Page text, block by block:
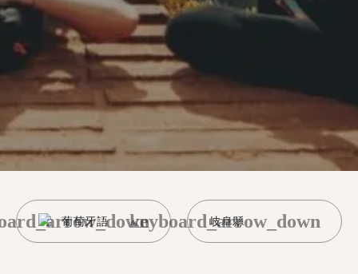
葡萄牙語 岐阜縣
keyboard_arrow_down